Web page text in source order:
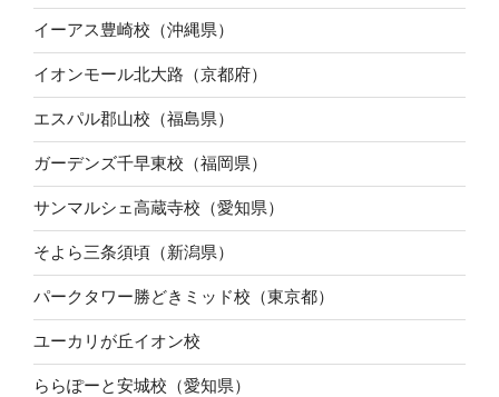
イーアス豊崎校（沖縄県）
イオンモール北大路（京都府）
エスパル郡山校（福島県）
ガーデンズ千早東校（福岡県）
サンマルシェ高蔵寺校（愛知県）
そよら三条須頃（新潟県）
パークタワー勝どきミッド校（東京都）
ユーカリが丘イオン校
ららぽーと安城校（愛知県）